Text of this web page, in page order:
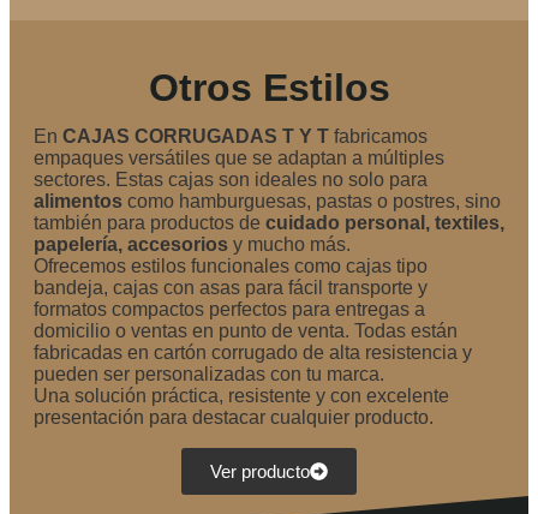
Otros Estilos
En CAJAS CORRUGADAS T Y T fabricamos
empaques versátiles que se adaptan a múltiples
sectores. Estas cajas son ideales no solo para
alimentos como hamburguesas, pastas o postres, sino
también para productos de cuidado personal, textiles,
papelería, accesorios y mucho más.
Ofrecemos estilos funcionales como cajas tipo
bandeja, cajas con asas para fácil transporte y
formatos compactos perfectos para entregas a
domicilio o ventas en punto de venta. Todas están
fabricadas en cartón corrugado de alta resistencia y
pueden ser personalizadas con tu marca.
Una solución práctica, resistente y con excelente
presentación para destacar cualquier producto.
Ver producto